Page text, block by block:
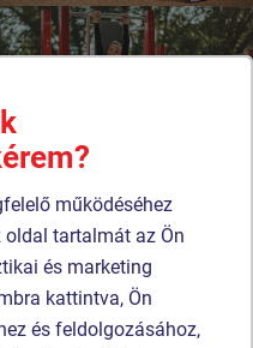
működéséhez
tartalmát az Ön
és marketing
kattintva, Ön
és feldolgozásához,